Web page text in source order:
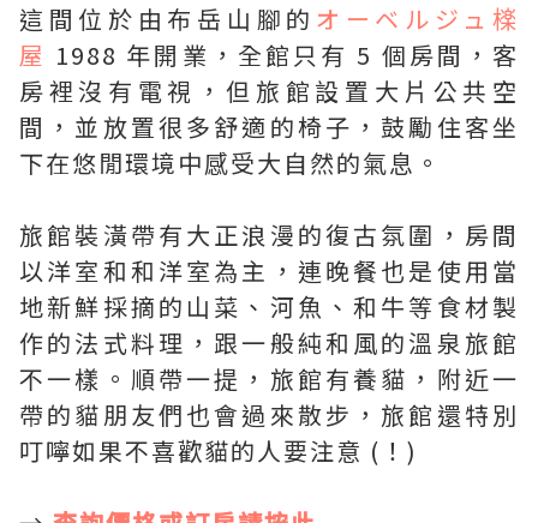
這間位於由布岳山腳的 オーベルジュ檪
屋 1988 年開業，全館只有 5 個房間，客
房裡沒有電視，但旅館設置大片公共空
間，並放置很多舒適的椅子，鼓勵住客坐
下在悠閒環境中感受大自然的氣息。
旅館裝潢帶有大正浪漫的復古氛圍，房間
以洋室和和洋室為主，連晚餐也是使用當
地新鮮採摘的山菜、河魚、和牛等食材製
作的法式料理，跟一般純和風的溫泉旅館
不一樣。順帶一提，旅館有養貓，附近一
帶的貓朋友們也會過來散步，旅館還特別
叮嚀如果不喜歡貓的人要注意 (！)